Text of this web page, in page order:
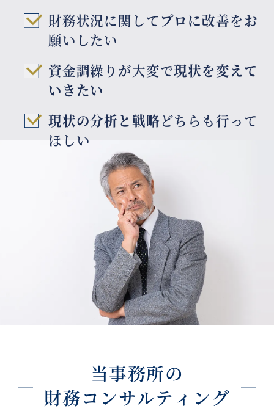
財務状況に関してプロに改善をお
願いしたい
資金調繰りが大変で現状を変えて
いきたい
現状の分析と戦略どちらも行って
ほしい
当事務所の
財務コンサルティング